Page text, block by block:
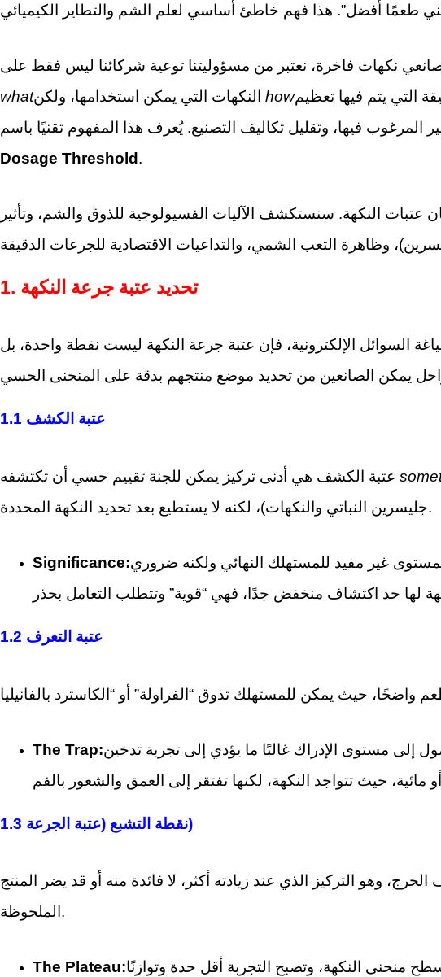
نكهات فاخرة، نعتبر من مسؤوليتنا توعية شركائنا ليس فقط على
what
howالتي يتم فيها تعظيم
Dosage Threshold.
عتبات النكهة. سنستكشف الآليات الفسيولوجية للذوق والشم، وتأثير
1. تحديد عتبة جرعة النكهة
السوائل الإلكترونية، فإن عتبة جرعة النكهة ليست نقطة واحدة، بل
1.1 عتبة الكشف
جليسرين النباتي والنكهات)، لكنه لا يستطيع بعد تحديد النكهة المحددة.
Significance:غير مفيد للمستهلك النهائي ولكنه ضروري
1.2 عتبة التعرف
The Trap:إلى مستوى الإدراك غالبًا ما يؤدي إلى تجربة تدخين
1.3 نقطة التشبع (عتبة الجرعة)
الملحوظة.
The Plateau: